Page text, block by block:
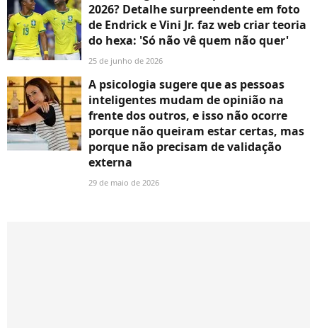
2026? Detalhe surpreendente em foto
de Endrick e Vini Jr. faz web criar teoria
do hexa: 'Só não vê quem não quer'
25 de junho de 2026
A psicologia sugere que as pessoas
inteligentes mudam de opinião na
frente dos outros, e isso não ocorre
porque não queiram estar certas, mas
porque não precisam de validação
externa
29 de maio de 2026